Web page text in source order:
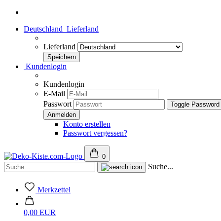
Deutschland Lieferland
Lieferland
Kundenlogin
Kundenlogin
E-Mail
Passwort
Toggle
Konto erstellen
Passwort vergessen?
0
Suche...
Merkzettel
0,00 EUR